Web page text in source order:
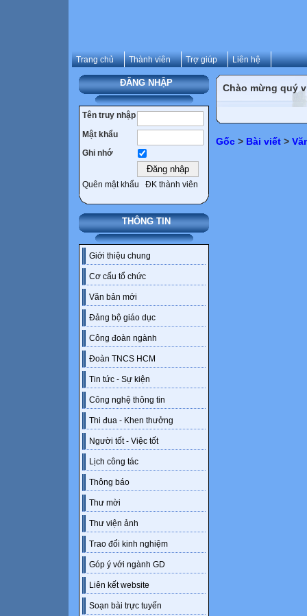
Trang chủ Thành viên Trợ giúp Liên hệ
ĐĂNG NHẬP
Tên truy nhập
Mật khẩu
Ghi nhớ
Quên mật khẩu ĐK thành viên
THÔNG TIN
Giới thiệu chung
Cơ cấu tổ chức
Văn bản mới
Đảng bộ giáo dục
Công đoàn ngành
Đoàn TNCS HCM
Tin tức - Sự kiện
Công nghệ thông tin
Thi đua - Khen thưởng
Người tốt - Việc tốt
Lịch công tác
Thông báo
Thư mời
Thư viện ảnh
Trao đổi kinh nghiệm
Góp ý với ngành GD
Liên kết website
Soạn bài trực tuyến
Chào mừng quý
Gốc > Bài viết >